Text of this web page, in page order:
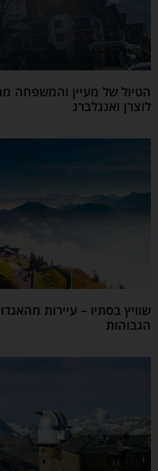
הטיול של מעיין והמשפחה
לוצרן ואנגלברג
שוויץ בסתיו – עיירות
הגבוהות